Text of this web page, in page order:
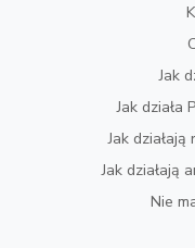
Jak
Jak działa
Jak
Jak działają
Nie